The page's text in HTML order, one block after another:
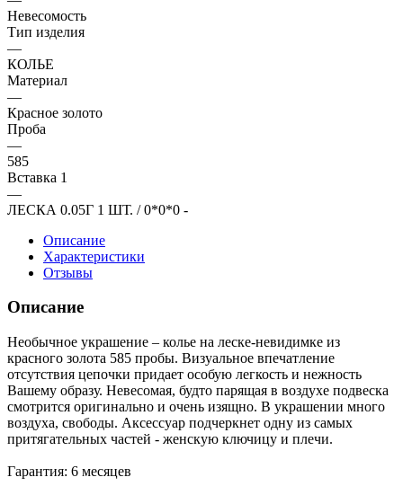
Невесомость
Тип изделия
—
КОЛЬЕ
Материал
—
Красное золото
Проба
—
585
Вставка 1
—
ЛЕСКА 0.05Г 1 ШТ. / 0*0*0 -
Описание
Характеристики
Отзывы
Описание
Необычное украшение – колье на леске-невидимке из
красного золота 585 пробы. Визуальное впечатление
отсутствия цепочки придает особую легкость и нежность
Вашему образу. Невесомая, будто парящая в воздухе подвеска
смотрится оригинально и очень изящно. В украшении много
воздуха, свободы. Аксессуар подчеркнет одну из самых
притягательных частей - женскую ключицу и плечи.
Гарантия: 6 месяцев